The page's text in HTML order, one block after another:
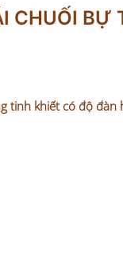
CHUỐI BỰ
tinh khiết có độ đàn